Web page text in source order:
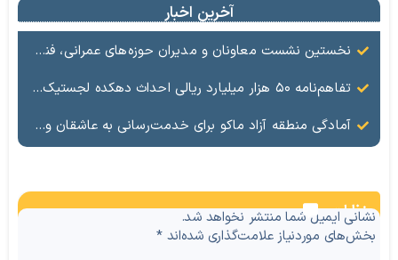
آخرین اخبار
نخستین نشست معاونان و مدیران حوزه‌های عمرانی، فنی، شهرسازی، محیط‌زیست، خدمات شهری و لجستیک ۱۸ منطقه آزاد در سال ۱۴۰۵ برگزار شد
تفاهم‌نامه ۵۰ هزار میلیارد ریالی احداث دهکده لجستیک ماکو امضا شد
آمادگی منطقه آزاد ماکو برای خدمت‌رسانی به عاشقان ولایت در آیین وداع و تشییع قائد امت
نظرات
نشانی ایمیل شما منتشر نخواهد شد.
بخش‌های موردنیاز علامت‌گذاری شده‌اند*